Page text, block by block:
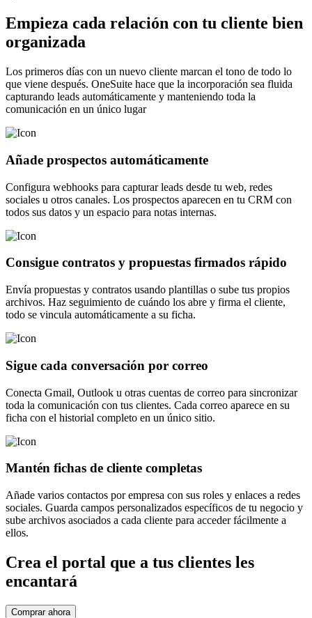
Empieza cada relación con tu cliente bien
organizada
Los primeros días con un nuevo cliente marcan el tono de todo lo
que viene después. OneSuite hace que la incorporación sea fluida
capturando leads automáticamente y manteniendo toda la
comunicación en un único lugar
Añade prospectos automáticamente
Configura webhooks para capturar leads desde tu web, redes
sociales u otros canales. Los prospectos aparecen en tu CRM con
todos sus datos y un espacio para notas internas.
Consigue contratos y propuestas firmados rápido
Envía propuestas y contratos usando plantillas o sube tus propios
archivos. Haz seguimiento de cuándo los abre y firma el cliente,
todo se vincula automáticamente a su ficha.
Sigue cada conversación por correo
Conecta Gmail, Outlook u otras cuentas de correo para sincronizar
toda la comunicación con tus clientes. Cada correo aparece en su
ficha con el historial completo en un único sitio.
Mantén fichas de cliente completas
Añade varios contactos por empresa con sus roles y enlaces a redes
sociales. Guarda campos personalizados específicos de tu negocio y
sube archivos asociados a cada cliente para acceder fácilmente a
ellos.
Crea el portal que a tus clientes les
encantará
Comprar ahora